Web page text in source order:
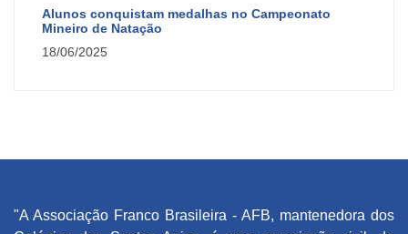
Alunos conquistam medalhas no Campeonato
Mineiro de Natação
18/06/2025
"A Associação Franco Brasileira - AFB, mantenedora dos